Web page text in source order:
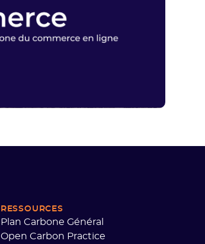
RESSOURCES
Plan Carbone Général
Open Carbon Practice